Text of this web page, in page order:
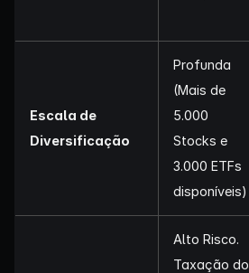
Escala de
Diversificação
Profunda
(Mais de
5.000
Stocks e
3.000 ETFs
disponíveis)
Alto Risco.
Taxação do